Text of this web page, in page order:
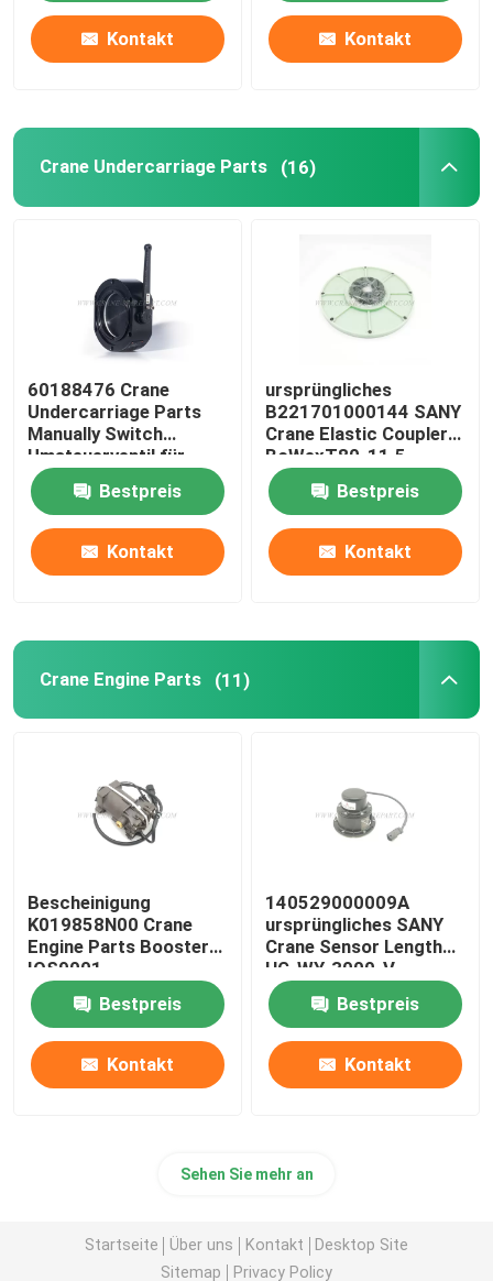
Kontakt Kontakt
Crane Undercarriage Parts (16)
60188476 Crane
Undercarriage Parts
Manually Switch
Umsteuerventil für
SANY JZF80FD
Bestpreis
Kontakt
ursprüngliches
B221701000144 SANY
Crane Elastic Coupler
BoWexT80-11.5
Bestpreis
Kontakt
Crane Engine Parts (11)
Bescheinigung
K019858N00 Crane
Engine Parts Booster
IOS9001
Bestpreis
Kontakt
140529000009A
ursprüngliches SANY
Crane Sensor Length
HG-WY-3000-V
Bestpreis
Kontakt
Sehen Sie mehr an
Startseite Über uns Kontakt
Desktop Site
Sitemap
Privacy Policy